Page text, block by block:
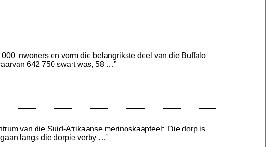
inwoners en vorm die belangrikste deel van die Buffalo
642 750 swart was, 58 …”
van die Suid-Afrikaanse merinoskaapteelt. Die dorp is
langs die dorpie verby …”